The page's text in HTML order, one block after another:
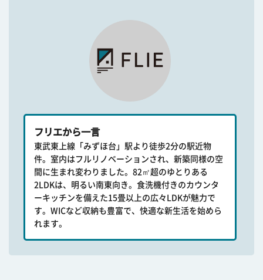
フリエから一言
東武東上線「みずほ台」駅より徒歩2分の駅近物
件。室内はフルリノベーションされ、新築同様の空
間に生まれ変わりました。82㎡超のゆとりある
2LDKは、明るい南東向き。食洗機付きのカウンタ
ーキッチンを備えた15畳以上の広々LDKが魅力で
す。WICなど収納も豊富で、快適な新生活を始めら
れます。